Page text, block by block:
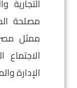
التجارية
مصلحة
ممثل
الإدارة